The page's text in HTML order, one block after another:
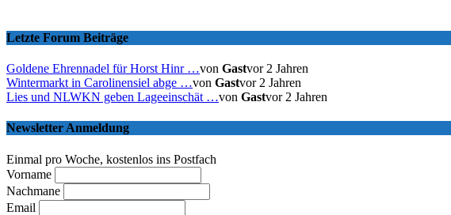
Letzte Forum Beiträge
Goldene Ehrennadel für Horst Hinr …von Gastvor 2 Jahren
Wintermarkt in Carolinensiel abge …von Gastvor 2 Jahren
Lies und NLWKN geben Lageeinschät …von Gastvor 2 Jahren
Newsletter Anmeldung
Einmal pro Woche, kostenlos ins Postfach
Vorname
Nachmane
Email